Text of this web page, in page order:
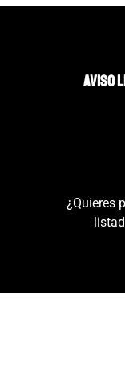
AVISO
¿Quieres